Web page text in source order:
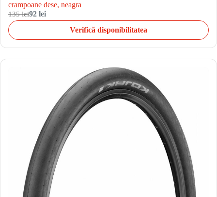
crampoane dese, neagra
135 lei92 lei
Verifică disponibilitatea